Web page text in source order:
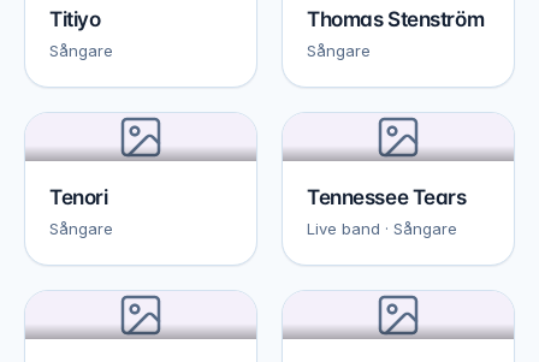
Titiyo
Sångare
Thomas Stenström
Sångare
Tenori
Sångare
Tennessee Tears
Live band · Sångare